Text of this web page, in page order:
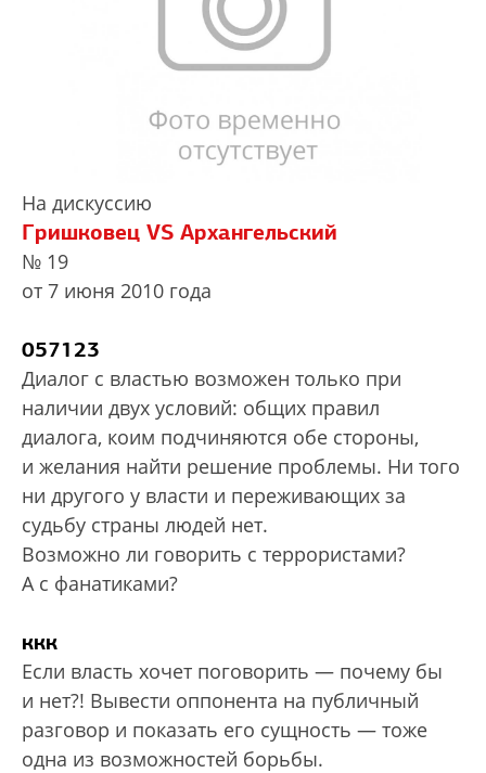
На дискуссию
Гришковец VS Архангельский
№ 19
от 7 июня 2010 года
057123
Диалог с властью возможен только при
наличии двух условий: общих правил
диалога, коим подчиняются обе стороны,
и желания найти решение проблемы. Ни того
ни другого у власти и переживающих за
судьбу страны людей нет.
Возможно ли говорить с террористами?
А с фанатиками?
ккк
Если власть хочет поговорить — почему бы
и нет?! Вывести оппонента на пуб­личный
разговор и показать его сущность — тоже
одна из возможностей борьбы.